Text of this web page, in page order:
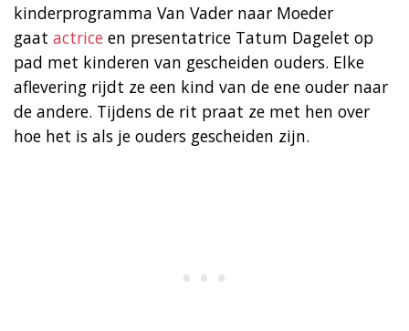
kinderprogramma Van Vader naar Moeder
gaat actrice en presentatrice Tatum Dagelet op
pad met kinderen van gescheiden ouders. Elke
aflevering rijdt ze een kind van de ene ouder naar
de andere. Tijdens de rit praat ze met hen over
hoe het is als je ouders gescheiden zijn.